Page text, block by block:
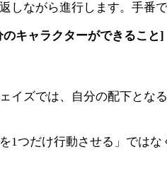
しながら進行します。手番
キャラクターができること]
イズでは、自分の配下とな
1つだけ行動させる」では